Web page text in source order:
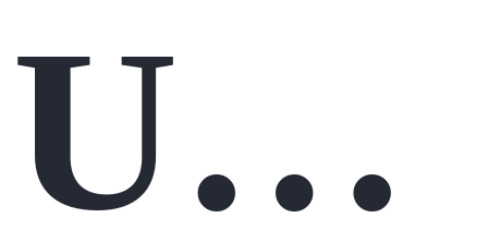
I开
UE5